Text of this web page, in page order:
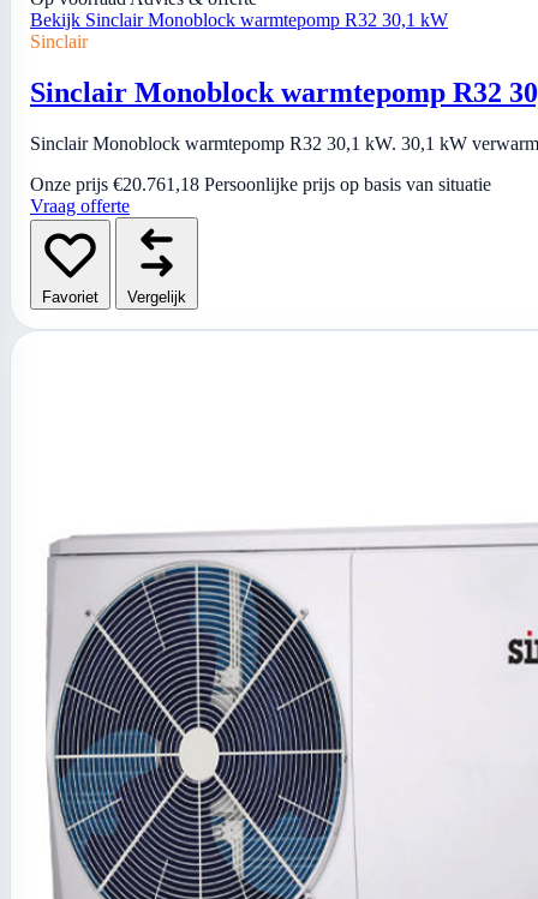
Bekijk Sinclair Monoblock warmtepomp R32 30,1 kW
Sinclair
Sinclair Monoblock warmtepomp R32
Sinclair Monoblock warmtepomp R32 30,1 kW. 30,1 kW
Onze prijs €20.761,18 Persoonlijke prijs op basis van situatie
Vraag offerte
Favoriet Vergelijk